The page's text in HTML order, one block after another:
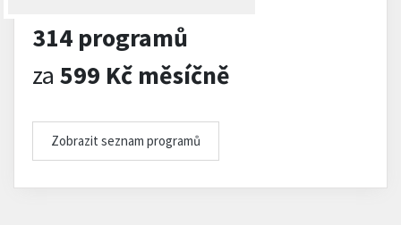
314 programů
za 599 Kč měsíčně
Zobrazit seznam programů